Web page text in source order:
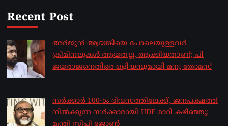
Recent Post
അർജുൻ ആയങ്കിയെ പോലെയുള്ളവർ
ക്രിമിനലുകൾ ആയതല്ല, ആക്കിയതാണ്; പി
ജയരാജനെതിരെ ഒളിയമ്പുമായി മനു തോമസ്
സർക്കാർ 100-ാം ദിവസത്തിലേക്ക്, ജനപക്ഷത്ത്
നിൽക്കുന്ന സർക്കാരായി UDF മാറി കഴിഞ്ഞു;
മന്ത്രി സിപി ജോൺ